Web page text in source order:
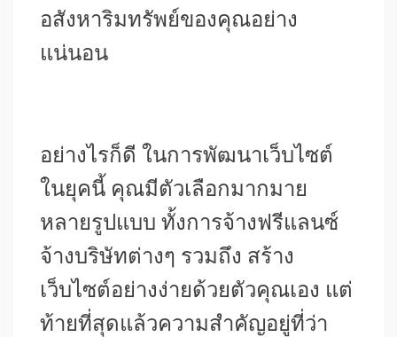
อสังหาริมทรัพย์ของคุณอย่าง
แน่นอน
อย่างไรก็ดี ในการพัฒนาเว็บไซต์
ในยุคนี้ คุณมีตัวเลือกมากมาย
หลายรูปแบบ ทั้งการจ้างฟรีแลนซ์
จ้างบริษัทต่างๆ รวมถึง สร้าง
เว็บไซต์อย่างง่ายด้วยตัวคุณเอง แต่
ท้ายที่สุดแล้วความสำคัญอยู่ที่ว่า